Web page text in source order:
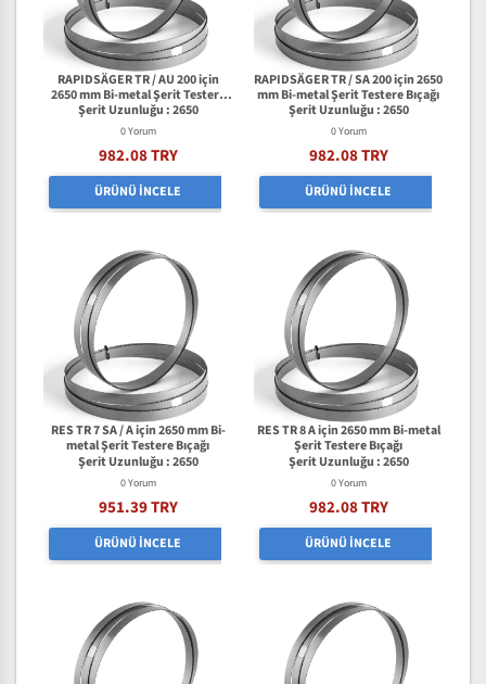
RAPIDSÄGER TR / AU 200 için
2650 mm Bi-metal Şerit Testere
Bıçağı
Şerit Uzunluğu : 2650
0 Yorum
982.08 TRY
ÜRÜNÜ İNCELE
RAPIDSÄGER TR / SA 200 için 2650
mm Bi-metal Şerit Testere Bıçağı
Şerit Uzunluğu : 2650
0 Yorum
982.08 TRY
ÜRÜNÜ İNCELE
RES TR 7 SA / A için 2650 mm Bi-
metal Şerit Testere Bıçağı
Şerit Uzunluğu : 2650
0 Yorum
951.39 TRY
ÜRÜNÜ İNCELE
RES TR 8 A için 2650 mm Bi-metal
Şerit Testere Bıçağı
Şerit Uzunluğu : 2650
0 Yorum
982.08 TRY
ÜRÜNÜ İNCELE